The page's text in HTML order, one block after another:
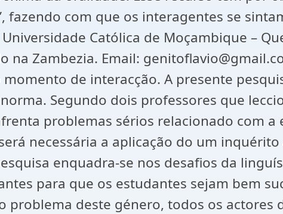
fazendo com que os interagentes se
Católica de Moçambique –
na Zambezia. Email:
de interacção. A presente
Segundo dois professores que
problemas sérios relacionado com
necessária a aplicação do um
enquadra-se nos desafios da
para que os estudantes sejam bem
problema deste género, todos os